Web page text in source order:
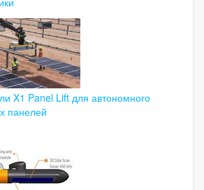
X1 Panel Lift для автономного
панелей